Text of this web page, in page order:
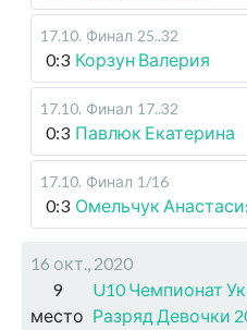
17.10. Финал 25..32
0:3 Корзун Валерия
17.10. Финал 17..32
0:3 Павлюк Екатерина
17.10. Финал 1/16
0:3 Омельчук
16 окт., 2020
9
место
U10 Чемпионат
Разряд Девочки